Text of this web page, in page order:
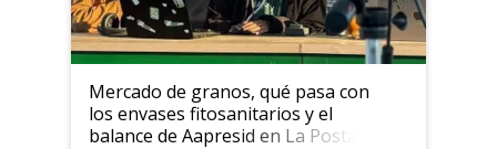
Mercado de granos, qué pasa con
los envases fitosanitarios y el
balance de Aapresid en La Posta